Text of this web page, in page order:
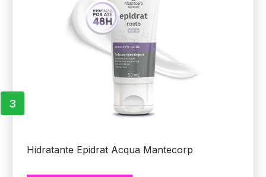
3
Hidratante Epidrat Acqua Mantecorp